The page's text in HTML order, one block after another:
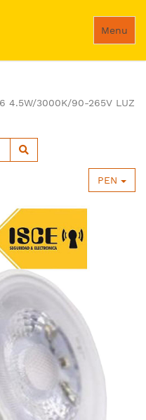
Menu
4.5W/3000K/90-265V LUZ
PEN